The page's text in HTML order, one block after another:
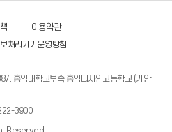
이용약관
처리기기운영방침
홍익대학교부속 홍익디자인고등학교 (기안
3900